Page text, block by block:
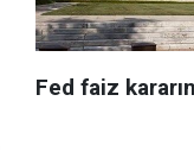
Fed faiz